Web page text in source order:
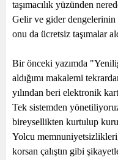
taşımacılık yüzünden
Gelir ve gider dengelerinin
onu da ücretsiz taşımalar
Bir önceki yazımda
aldığımı makalemi
yılından beri elektronik
Tek sistemden
bireysellikten kurtulup
Yolcu
korsan çalıştın gibi